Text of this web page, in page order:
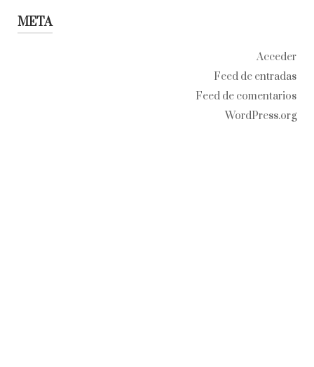
META
Acceder
Feed de entradas
Feed de comentarios
WordPress.org